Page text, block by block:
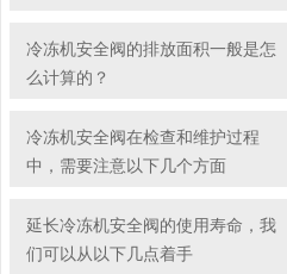
冷冻机安全阀的排放面积一般是怎
么计算的？
冷冻机安全阀在检查和维护过程
中，需要注意以下几个方面
延长冷冻机安全阀的使用寿命，我
们可以从以下几点着手